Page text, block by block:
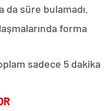
da süre bulamadı.
forma
sadece 5 dakika